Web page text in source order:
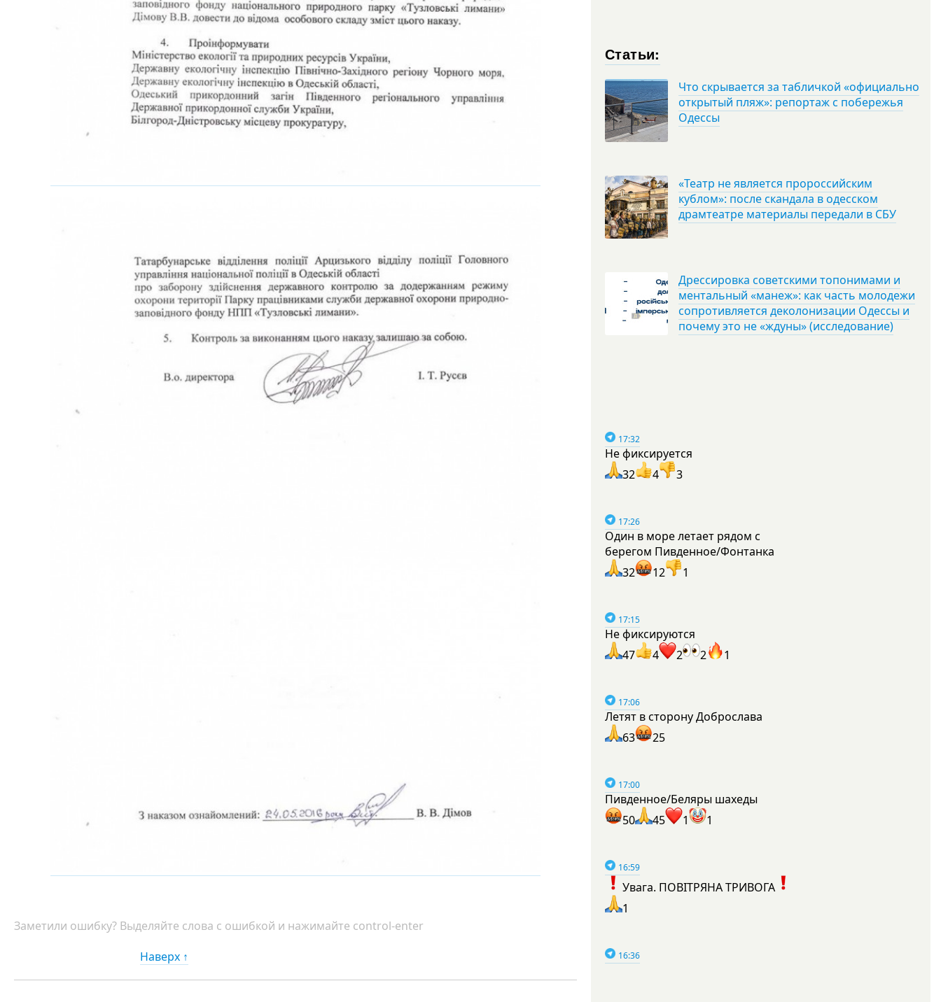
Заметили ошибку? Выделяйте слова с ошибкой и нажимайте control-enter
Наверх ↑
Статьи:
Что скрывается за табличкой «официально
открытый пляж»: репортаж с побережья
Одессы
«Театр не является пророссийским
кублом»: после скандала в одесском
драмтеатре материалы передали в СБУ
Дрессировка советскими топонимами и
ментальный «манеж»: как часть молодежи
сопротивляется деколонизации Одессы и
почему это не «ждуны» (исследование)
17:32
Не фиксируется
32
4 3
17:26
Один в море летает рядом с
берегом Пивденное/Фонтанка
32
12 1
17:15
Не фиксируются
47
4 2 2 1
17:06
Летят в сторону Доброслава
63
25
17:00
Пивденное/Беляры шахеды
50
45 1 1
16:59
Увага. ПОВІТРЯНА ТРИВОГА
1
16:36